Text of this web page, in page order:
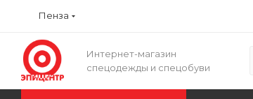
Пенза
Интернет-магазин
спецодежды и спецобуви